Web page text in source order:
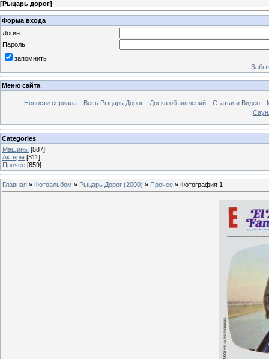
[Рыцарь дорог]
Форма входа
Логин:
Пароль:
запомнить
Меню сайта
Новости сериала Весь Рыцарь Дорог Доска объявлений Статьи и Видео
Categories
Машины [587]
Актеры [311]
Прочее [659]
Главная » Фотоальбом » Рыцарь Дорог (2000) » Прочее » Фотография 1